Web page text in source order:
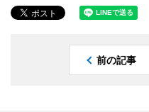
前の記事